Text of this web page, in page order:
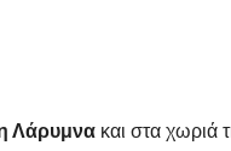
Λάρυμνα και στα χωριά